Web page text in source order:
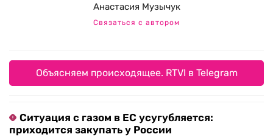
Анастасия Музычук
Связаться с автором
Объясняем происходящее. RTVI в Telegram
Ситуация с газом в ЕС усугубляется:
приходится закупать у России